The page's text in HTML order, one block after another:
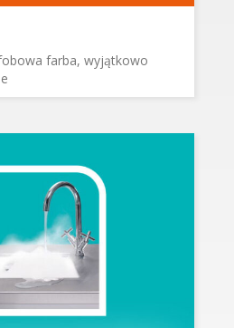
farba, wyjątkowo